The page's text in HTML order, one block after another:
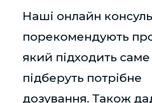
Наші онлайн
порекомендують
який підходить саме
підберуть потрібне
дозування. Також